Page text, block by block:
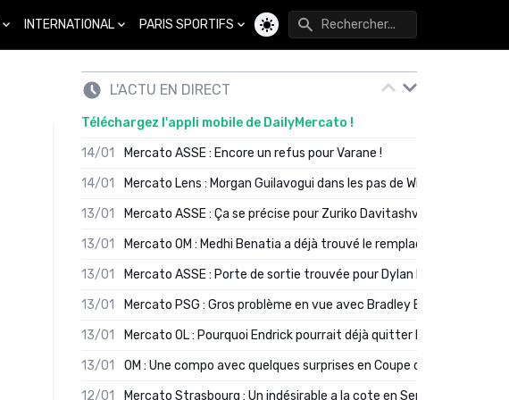
INTERNATIONAL PARIS SPORTIFS
Changer de thème
L'ACTU EN DIRECT
Téléchargez l'appli mobile de DailyMercato !
14/01
Mercato ASSE : Encore un refus pour Varane !
14/01
Mercato Lens : Morgan Guilavogui dans les pas de Will Still ?
13/01
Mercato ASSE : Ça se précise pour Zuriko Davitashvili
13/01
Mercato OM : Medhi Benatia a déjà trouvé le remplaçant de Robinio
13/01
Mercato ASSE : Porte de sortie trouvée pour Dylan Batubinsika
13/01
Mercato PSG : Gros problème en vue avec Bradley Barcola ?
13/01
Mercato OL : Pourquoi Endrick pourrait déjà quitter Lyon en janvier
13/01
OM : Une compo avec quelques surprises en Coupe de France
12/01
Mercato Strasbourg : Un indésirable a la cote en Serie A